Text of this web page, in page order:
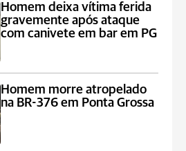
Homem deixa vítima ferida
gravemente após ataque
com canivete em bar em PG
Homem morre atropelado
na BR-376 em Ponta Grossa